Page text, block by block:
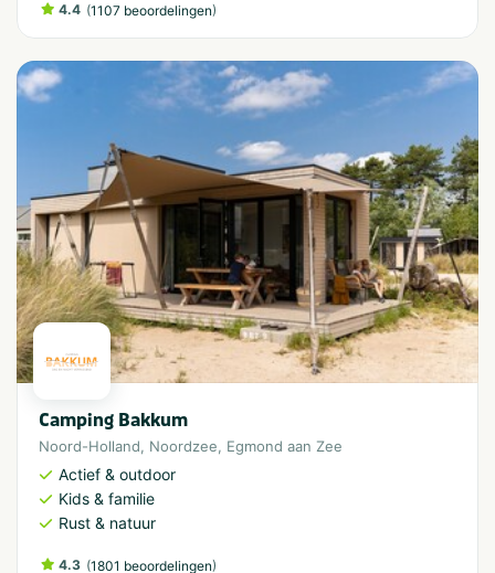
4.4 (1107 beoordelingen)
Camping Bakkum
Noord-Holland, Noordzee, Egmond aan Zee
Actief & outdoor
Kids & familie
Rust & natuur
4.3 (1801 beoordelingen)